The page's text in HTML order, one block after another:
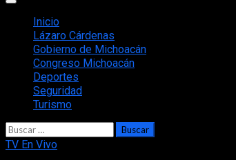
Menú
principalInicio
Lázaro Cárdenas
Gobierno de Michoacán
Congreso Michoacán
Deportes
Seguridad
Turismo
Buscar:
TV En Vivo